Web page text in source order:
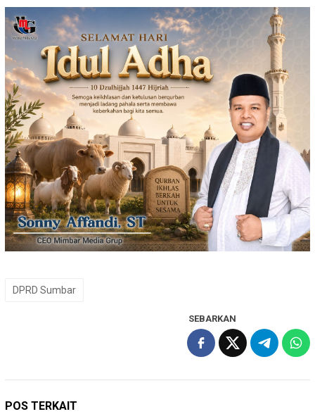
DPRD Sumbar
SEBARKAN
POS TERKAIT